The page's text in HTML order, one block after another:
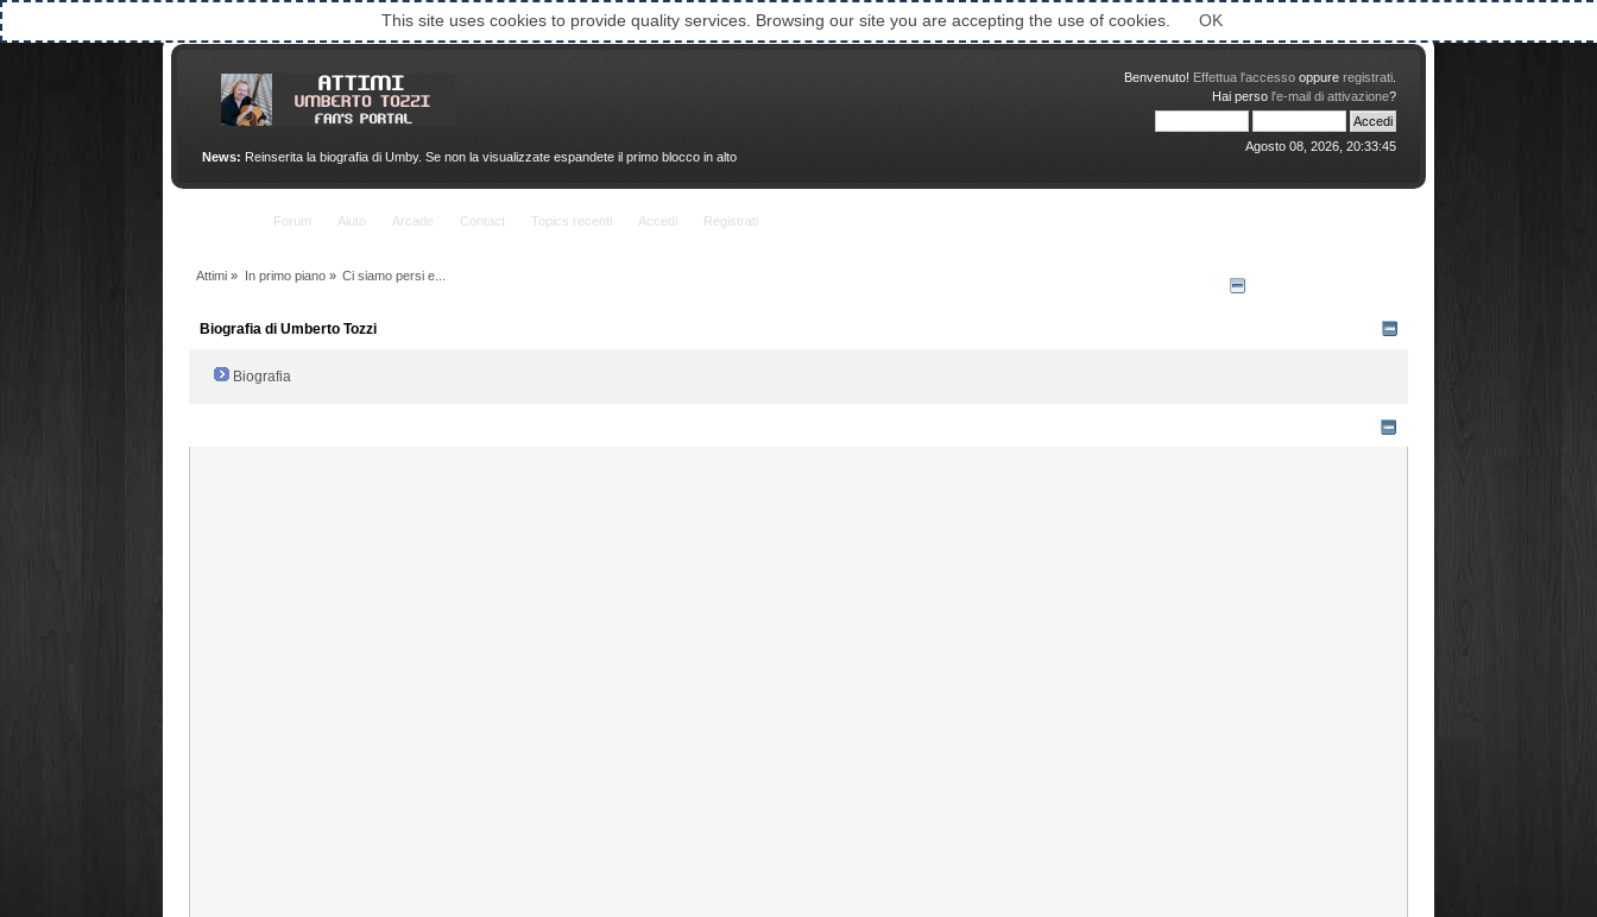
Benvenuto! Effettua l'accesso oppure registrati
Hai perso l'e-mail di attivazione?
Agosto 08, 2026, 20:33:45
News: Reinserita la biografia di Umby. Se non la visualizzate espandete il primo blocco in alto
Forum Aiuto Arcade Contact Topics recenti Accedi Registrati
Attimi » In primo piano» Ci siamo persi e...
Biografia di Umberto Tozzi
Biografia
This site uses cookies to provide quality services. Browsing our site you are accepting the use of cookies. OK